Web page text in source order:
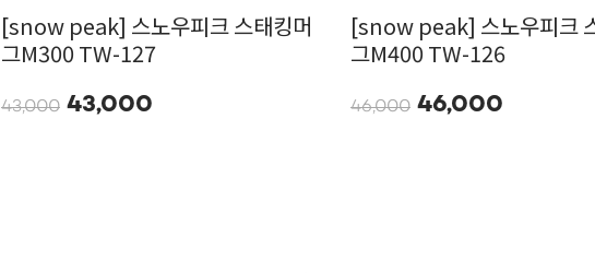
[snow peak] 스노우피크 스태킹머
그M300 TW-127
43,000 43,000
[snow peak] 스노우피크
그M400 TW-126
46,000 46,000